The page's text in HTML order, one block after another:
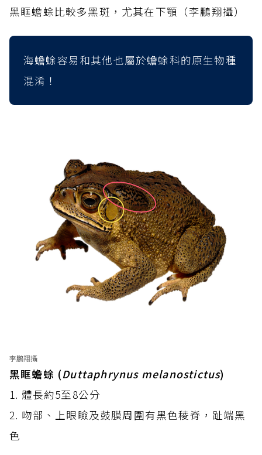
黑眶蟾蜍比較多黑斑，尤其在下顎（李鵬翔攝）
海蟾蜍容易和其他也屬於蟾蜍科的原生物種
混淆！
李鵬翔攝
黑眶蟾蜍 (Duttaphrynus melanostictus)
1. 體長約5至8公分
2. 吻部、上眼瞼及鼓膜周圍有黑色稜脊，趾端黑
色